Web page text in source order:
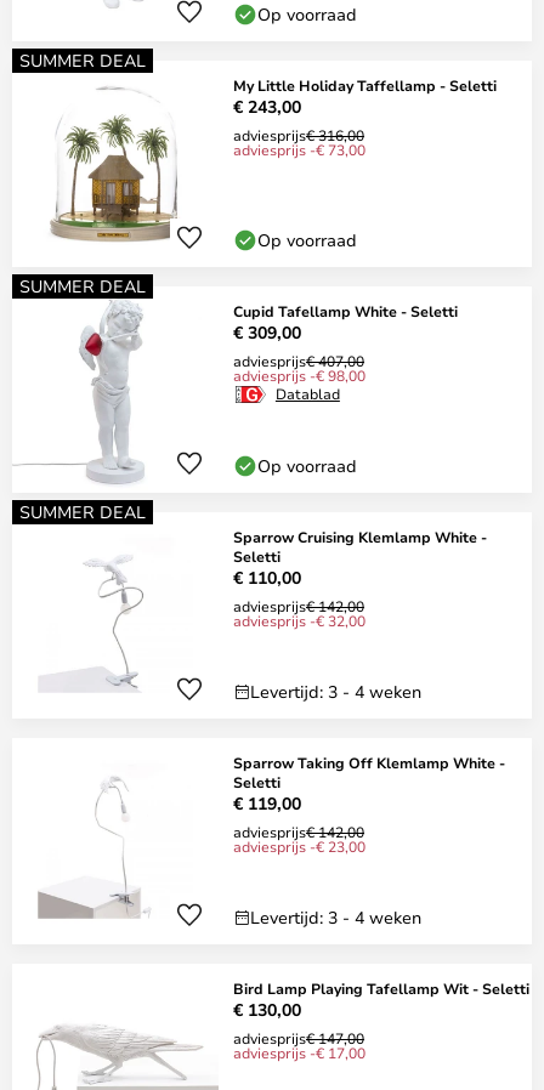
Op voorraad
SUMMER DEAL
My Little Holiday Taffellamp - Seletti
€ 243,00
adviesprijs€ 316,00
adviesprijs -€ 73,00
Op voorraad
SUMMER DEAL
Cupid Tafellamp White - Seletti
€ 309,00
adviesprijs€ 407,00
adviesprijs -€ 98,00
Datablad
Op voorraad
SUMMER DEAL
Sparrow Cruising Klemlamp White -
Seletti
€ 110,00
adviesprijs€ 142,00
adviesprijs -€ 32,00
Levertijd: 3 - 4 weken
Sparrow Taking Off Klemlamp White -
Seletti
€ 119,00
adviesprijs€ 142,00
adviesprijs -€ 23,00
Levertijd: 3 - 4 weken
Bird Lamp Playing Tafellamp Wit - Seletti
€ 130,00
adviesprijs€ 147,00
adviesprijs -€ 17,00